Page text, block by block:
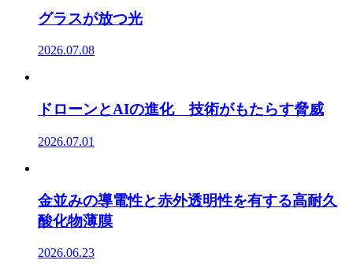
グラスが放つ光
2026.07.08
ドローンとAIの進化 技術がもたらす脅威
2026.07.01
金並みの導電性と赤外透明性を有する高耐久
酸化物薄膜
2026.06.23